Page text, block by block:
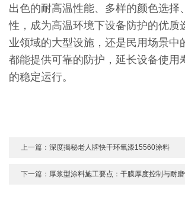
出色的耐高温性能、多样的颜色选择
性，成为高温环境下设备防护的优质
业领域的大型设施，还是民用场景中
都能提供可靠的防护，延长设备使用
的稳定运行。
上一篇：深度揭秘老人牌快干环氧漆15560涂料
下一篇： 厚浆型涂料施工要点：干膜厚度控制与耐